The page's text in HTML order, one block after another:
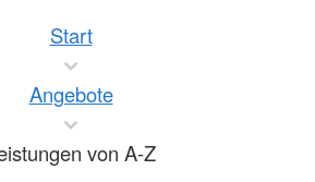
Start
Angebote
von A-Z